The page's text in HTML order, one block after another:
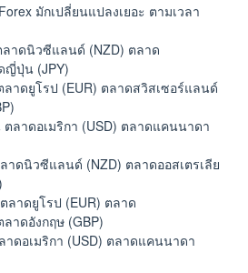
มักเปลี่ยนแปลงเยอะ ตามเวลา
ลาดนิวซีแลนด์ (NZD) ตลาด
ญี่ปุ่น (JPY)
าดยูโรป (EUR) ตลาดสวิสเซอร์แลนด์
ลาดอเมริกา (USD) ตลาดแคนนาดา
าดนิวซีแลนด์ (NZD) ตลาดออสเตรเลีย
ลาดยูโรป (EUR) ตลาด
าดอังกฤษ (GBP)
ดอเมริกา (USD) ตลาดแคนนาดา